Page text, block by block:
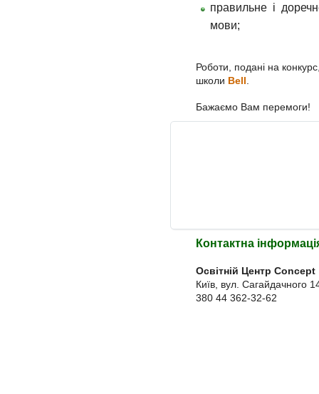
правильне і
мови;
Роботи, подані на
школи Bell .
Бажаємо Вам перемоги!
Контактна
Освітній Центр Concept
Київ, вул. Сагайдачного
380 44 362-32-62